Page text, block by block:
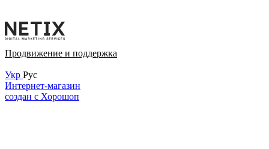
Продвижение и поддержка
Укр Рус
Интернет-магазин
создан с Хорошоп